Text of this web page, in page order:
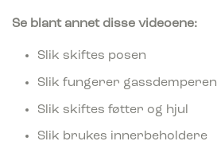
Se blant annet disse videoene:
Slik skiftes posen
Slik fungerer gassdemperen
Slik skiftes føtter og hjul
Slik brukes innerbeholdere